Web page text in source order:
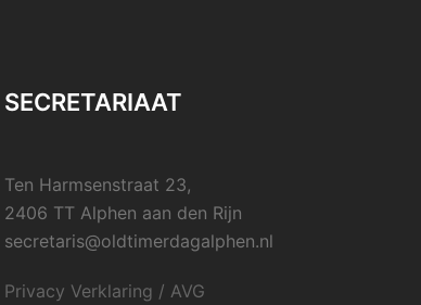
SECRETARIAAT
Ten Harmsenstraat 23,
2406 TT Alphen aan den Rijn
secretaris@oldtimerdagalphen.nl
Privacy Verklaring / AVG